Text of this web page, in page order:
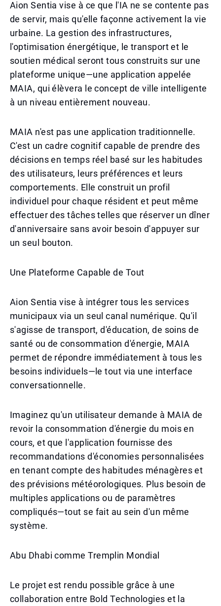
Aion Sentia vise à ce que l'IA ne se contente pas
de servir, mais qu'elle façonne activement la vie
urbaine. La gestion des infrastructures,
l'optimisation énergétique, le transport et le
soutien médical seront tous construits sur une
plateforme unique—une application appelée
MAIA, qui élèvera le concept de ville intelligente
à un niveau entièrement nouveau.
MAIA n'est pas une application traditionnelle.
C'est un cadre cognitif capable de prendre des
décisions en temps réel basé sur les habitudes
des utilisateurs, leurs préférences et leurs
comportements. Elle construit un profil
individuel pour chaque résident et peut même
effectuer des tâches telles que réserver un dîner
d'anniversaire sans avoir besoin d'appuyer sur
un seul bouton.
Une Plateforme Capable de Tout
Aion Sentia vise à intégrer tous les services
municipaux via un seul canal numérique. Qu'il
s'agisse de transport, d'éducation, de soins de
santé ou de consommation d'énergie, MAIA
permet de répondre immédiatement à tous les
besoins individuels—le tout via une interface
conversationnelle.
Imaginez qu'un utilisateur demande à MAIA de
revoir la consommation d'énergie du mois en
cours, et que l'application fournisse des
recommandations d'économies personnalisées
en tenant compte des habitudes ménagères et
des prévisions météorologiques. Plus besoin de
multiples applications ou de paramètres
compliqués—tout se fait au sein d'un même
système.
Abu Dhabi comme Tremplin Mondial
Le projet est rendu possible grâce à une
collaboration entre Bold Technologies et la